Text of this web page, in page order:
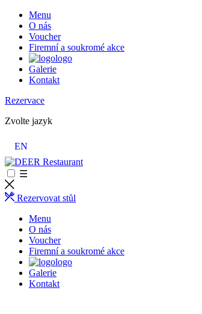
Menu
O nás
Voucher
Firemní a soukromé akce
logo
Galerie
Kontakt
Rezervace
Zvolte jazyk
EN
☰
Rezervovat stůl
Menu
O nás
Voucher
Firemní a soukromé akce
logo
Galerie
Kontakt